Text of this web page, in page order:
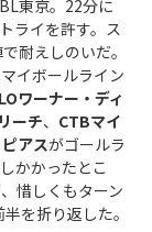
東京。22分に
ライを許す。ス
耐えしのいだ。
イボールライン
LOワーナー・ディ
リーチ、 CTBマイ
アスがゴールラ
かかったとこ
惜しくもターン
を折り返した。